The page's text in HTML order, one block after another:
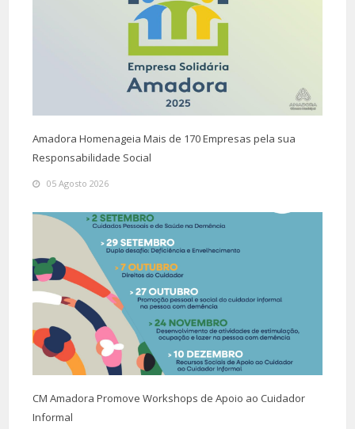
Amadora Homenageia Mais de 170 Empresas pela sua
Responsabilidade Social
05 Agosto 2026
CM Amadora Promove Workshops de Apoio ao Cuidador
Informal